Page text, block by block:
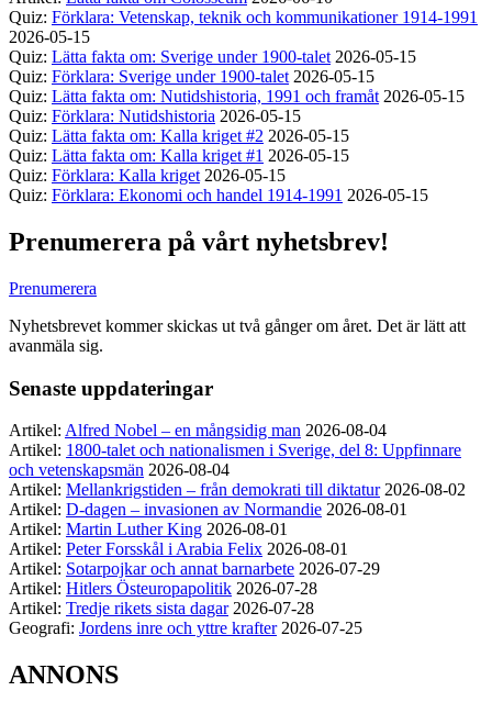
Quiz: Förklara: Vetenskap, teknik och kommunikationer 1914-1991
2026-05-15
Quiz: Lätta fakta om: Sverige under 1900-talet 2026-05-15
Quiz: Förklara: Sverige under 1900-talet 2026-05-15
Quiz: Lätta fakta om: Nutidshistoria, 1991 och framåt 2026-05-15
Quiz: Förklara: Nutidshistoria 2026-05-15
Quiz: Lätta fakta om: Kalla kriget #2 2026-05-15
Quiz: Lätta fakta om: Kalla kriget #1 2026-05-15
Quiz: Förklara: Kalla kriget 2026-05-15
Quiz: Förklara: Ekonomi och handel 1914-1991 2026-05-15
Prenumerera på vårt nyhetsbrev!
Prenumerera
Nyhetsbrevet kommer skickas ut två gånger om året. Det är lätt att
avanmäla sig.
Senaste uppdateringar
Artikel: Alfred Nobel – en mångsidig man 2026-08-04
Artikel: 1800-talet och nationalismen i Sverige, del 8: Uppfinnare
och vetenskapsmän 2026-08-04
Artikel: Mellankrigstiden – från demokrati till diktatur 2026-08-02
Artikel: D-dagen – invasionen av Normandie 2026-08-01
Artikel: Martin Luther King 2026-08-01
Artikel: Peter Forsskål i Arabia Felix 2026-08-01
Artikel: Sotarpojkar och annat barnarbete 2026-07-29
Artikel: Hitlers Östeuropapolitik 2026-07-28
Artikel: Tredje rikets sista dagar 2026-07-28
Geografi: Jordens inre och yttre krafter 2026-07-25
ANNONS